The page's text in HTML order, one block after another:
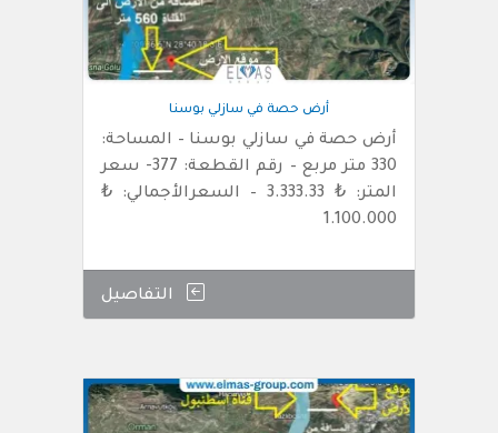
أرض حصة في سازلي بوسنا
أرض حصة في سازلي بوسنا – المساحة:
330 متر مربع – رقم القطعة: 377- سعر
المتر: ₺ 3.333.33 – السعرالأجمالي: ₺
1.100.000
التفاصيل